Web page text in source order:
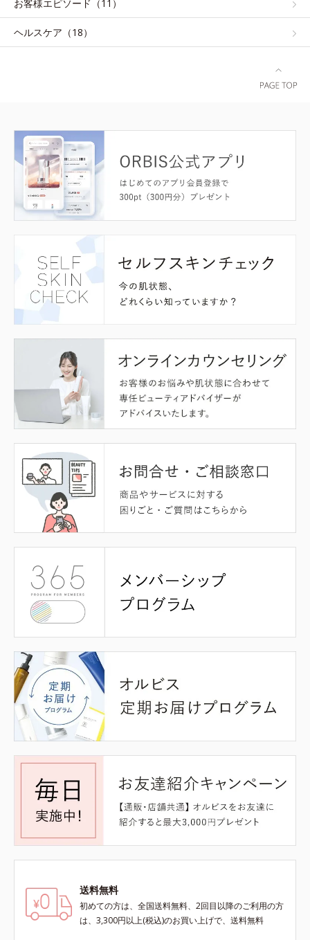
お客様エピソード（11）
ヘルスケア（18）
送料無料
初めての方は、全国送料無料、2回目以降のご利用の方
は、3,300円以上(税込)のお買い上げで、送料無料